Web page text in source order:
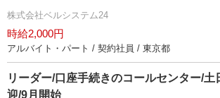
株式会社ベルシステム24
時給2,000円
アルバイト・パート / 契約社員 / 東京都
リーダー/口座手続きのコールセンター/土
迎/9月開始